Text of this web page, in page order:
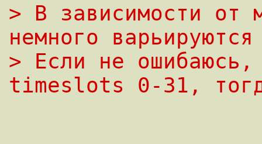
> В зависимости от
немного
> Если не ошибаюсь,
timeslots 0-31,